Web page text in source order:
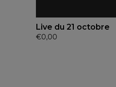
Live du 21 octobre
€0,00